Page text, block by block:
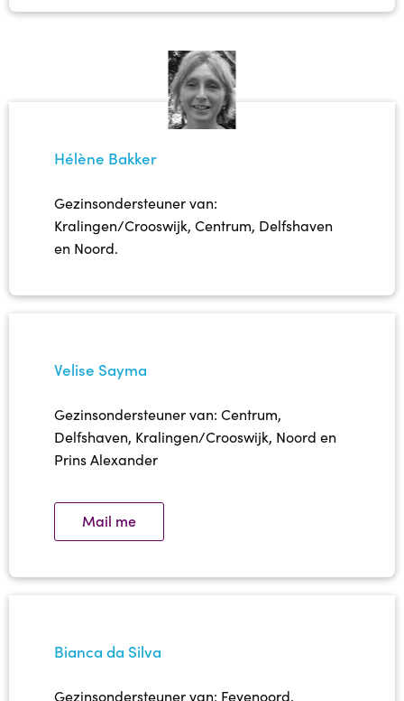
Hélène Bakker
Gezinsondersteuner van:
Kralingen/Crooswijk, Centrum, Delfshaven
en Noord.
Velise Sayma
Gezinsondersteuner van: Centrum,
Delfshaven, Kralingen/Crooswijk, Noord en
Prins Alexander
Mail me
Bianca da Silva
Gezinsondersteuner van: Feyenoord,